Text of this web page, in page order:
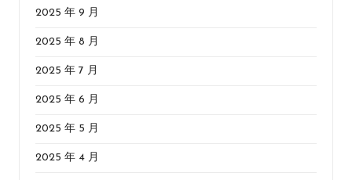
2025 年 9 月
2025 年 8 月
2025 年 7 月
2025 年 6 月
2025 年 5 月
2025 年 4 月